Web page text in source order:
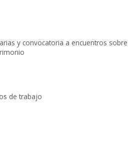
y convocatoria a encuentros sobre
de trabajo